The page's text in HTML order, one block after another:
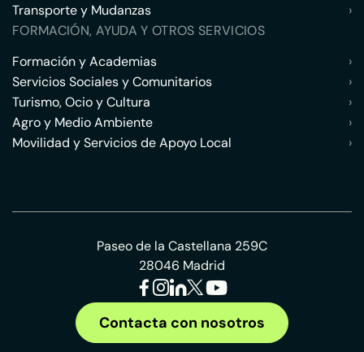
Transporte y Mudanzas
›
FORMACIÓN, AYUDA Y OTROS SERVICIOS
Formación y Academias
›
Servicios Sociales y Comunitarios
›
Turismo, Ocio y Cultura
›
Agro y Medio Ambiente
›
Movilidad y Servicios de Apoyo Local
›
Paseo de la Castellana 259C
28046 Madrid
Contacta con nosotros